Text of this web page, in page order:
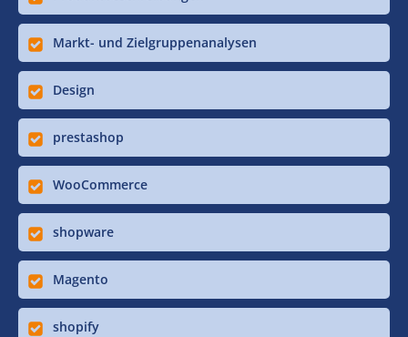
Markt- und Zielgruppenanalysen
Design
prestashop
WooCommerce
shopware
Magento
shopify